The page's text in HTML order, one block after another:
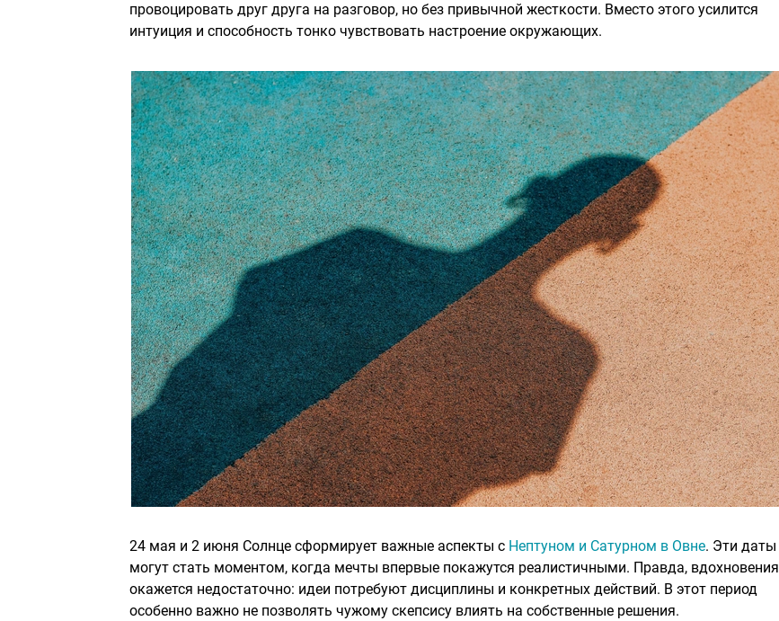
провоцировать друг друга на разговор, но без привычной жесткости. Вместо этого усилится
интуиция и способность тонко чувствовать настроение окружающих.
24 мая и 2 июня Солнце сформирует важные аспекты с Нептуном и Сатурном в Овне. Эти даты
могут стать моментом, когда мечты впервые покажутся реалистичными. Правда, вдохновения
окажется недостаточно: идеи потребуют дисциплины и конкретных действий. В этот период
особенно важно не позволять чужому скепсису влиять на собственные решения.